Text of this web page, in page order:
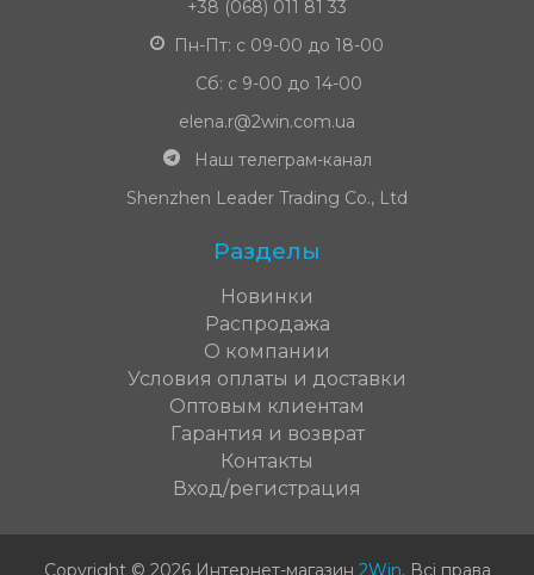
+38 (068) 011 81 33
Пн-Пт: с 09-00 до 18-00
Сб: с 9-00 до 14-00
elena.r@2win.com.ua
Наш телеграм-канал
Shenzhen Leader Trading Co., Ltd
Разделы
Новинки
Распродажа
О компании
Условия оплаты и доставки
Оптовым клиентам
Гарантия и возврат
Контакты
Вход/регистрация
Copyright © 2026 Интернет-магазин 2Win. Всі права